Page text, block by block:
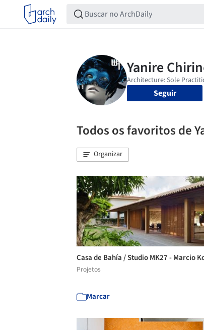
Seguir
Todos os favoritos de
Organizar
Casa de Bahía / Studio MK27 - Marcio
Projetos
Marcar